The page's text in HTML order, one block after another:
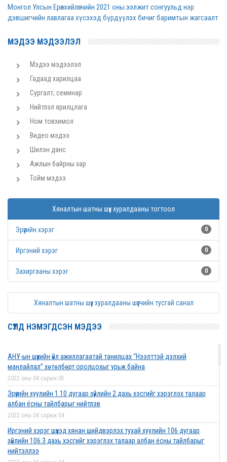
Монгол Улсын Ерөнхийлөгчийн 2021 оны ээлжит сонгуульд нэр
дэвшигчийн лавлагаа хүсэхэд бүрдүүлэх бичиг баримтын жагсаалт
МЭДЭЭ МЭДЭЭЛЭЛ
Мэдээ мэдээлэл
Гадаад харилцаа
Сургалт, семинар
Нийтлэл ярилцлага
Ном товхимол
Видео мэдээ
Шилэн данс
Ажлын байрны зар
Тойм мэдээ
Хяналтын шатны шүүх хуралдааны тогтоол
Эрүүгийн хэрэг 0
Иргэний хэрэг 0
Захиргааны хэрэг 0
Хяналтын шатны шүүх хуралдааны шүүгчийн тусгай санал
СҮҮЛД НЭМЭГДСЭН МЭДЭЭ
АНУ-ын шүүхийн үйл ажиллагаатай танилцах “Нээлттэй дэлхий
манлайлал” хөтөлбөрт оролцохыг урьж байна
2022 оны 04 сарын 05
Эрүүгийн хуулийн 1.10 дугаар зүйлийн 2 дахь хэсгийг хэрэглэх талаар
албан ёсны тайлбарыг нийтлэв
2022 оны 04 сарын 04
Иргэний хэрэг шүүхэд хянан шийдвэрлэх тухай хуулийн 106 дугаар
зүйлийн 106.3 дахь хэсгийг хэрэглэх талаар албан ёсны тайлбарыг
нийтэллээ